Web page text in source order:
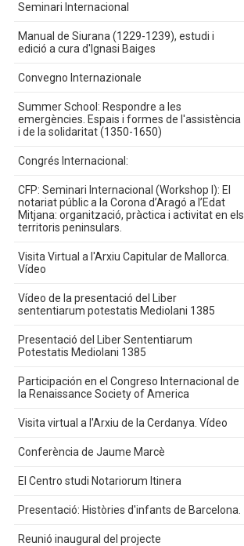
Seminari Internacional
Manual de Siurana (1229-1239), estudi i
edició a cura d'Ignasi Baiges
Convegno Internazionale
Summer School: Respondre a les
emergències. Espais i formes de l'assistència
i de la solidaritat (1350-1650)
Congrés Internacional:
CFP: Seminari Internacional (Workshop I): El
notariat públic a la Corona d’Aragó a l’Edat
Mitjana: organització, pràctica i activitat en els
territoris peninsulars.
Visita Virtual a l'Arxiu Capitular de Mallorca.
Vídeo
Vídeo de la presentació del Liber
sententiarum potestatis Mediolani 1385
Presentació del Liber Sententiarum
Potestatis Mediolani 1385
Participación en el Congreso Internacional de
la Renaissance Society of America
Visita virtual a l'Arxiu de la Cerdanya. Vídeo
Conferència de Jaume Marcè
El Centro studi Notariorum Itinera
Presentació: Històries d'infants de Barcelona.
Reunió inaugural del projecte